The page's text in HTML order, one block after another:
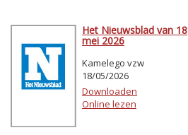
Het Nieuwsblad van 18
mei 2026
Kamelego vzw
18/05/2026
Downloaden
Online lezen